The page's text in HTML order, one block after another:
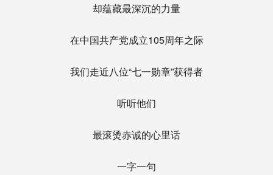
却蕴藏最深沉的力量
在中国共产党成立105周年之际
我们走近八位“七一勋章”获得者
听听他们
最滚烫赤诚的心里话
一字一句